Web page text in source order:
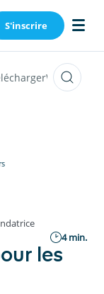
S'inscrire
Webinars
4 min.
les